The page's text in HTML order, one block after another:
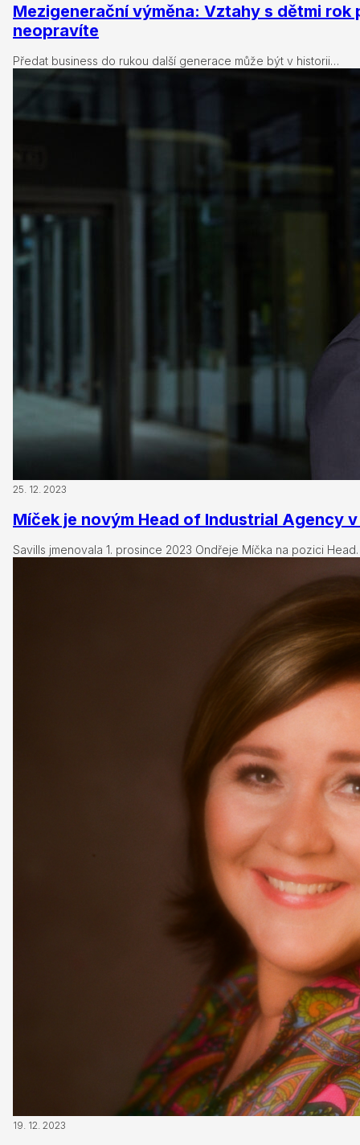
Mezigenerační výměna: Vztahy s dětmi rok
neopravíte
Předat business do rukou další generace může být v historii…
25. 12. 2023
Míček je novým Head of Industrial Agency
Savills jmenovala 1. prosince 2023 Ondřeje Míčka na pozici
19. 12. 2023